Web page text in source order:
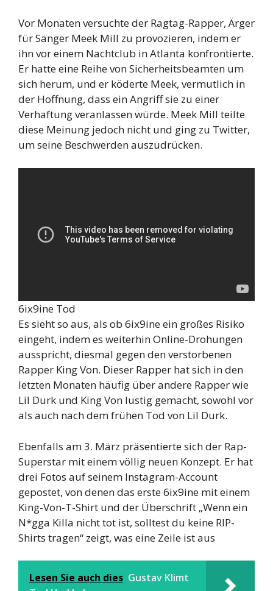
Vor Monaten versuchte der Ragtag-Rapper, Ärger
für Sänger Meek Mill zu provozieren, indem er
ihn vor einem Nachtclub in Atlanta konfrontierte.
Er hatte eine Reihe von Sicherheitsbeamten um
sich herum, und er köderte Meek, vermutlich in
der Hoffnung, dass ein Angriff sie zu einer
Verhaftung veranlassen würde. Meek Mill teilte
diese Meinung jedoch nicht und ging zu Twitter,
um seine Beschwerden auszudrücken.
6ix9ine Tod
Es sieht so aus, als ob 6ix9ine ein großes Risiko
eingeht, indem es weiterhin Online-Drohungen
ausspricht, diesmal gegen den verstorbenen
Rapper King Von. Dieser Rapper hat sich in den
letzten Monaten häufig über andere Rapper wie
Lil Durk und King Von lustig gemacht, sowohl vor
als auch nach dem frühen Tod von Lil Durk.
Ebenfalls am 3. März präsentierte sich der Rap-
Superstar mit einem völlig neuen Konzept. Er hat
drei Fotos auf seinem Instagram-Account
gepostet, von denen das erste 6ix9ine mit einem
King-Von-T-Shirt und der Überschrift „Wenn ein
N*gga Killa nicht tot ist, solltest du keine RIP-
Shirts tragen“ zeigt, was eine Zeile ist aus
Lesen Sie auch dies Gustav Klimt